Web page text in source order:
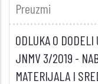
Preuzmi
ODLUKA O DODELI
JNMV 3/2019 -
MATERIJALA I